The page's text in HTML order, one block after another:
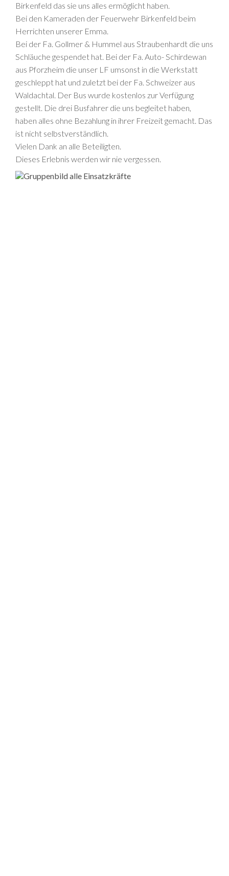
Birkenfeld das sie uns alles ermöglicht haben.
Bei den Kameraden der Feuerwehr Birkenfeld beim
Herrichten unserer Emma.
Bei der Fa. Gollmer & Hummel aus Straubenhardt die uns
Schläuche gespendet hat. Bei der Fa. Auto- Schirdewan
aus Pforzheim die unser LF umsonst in die Werkstatt
geschleppt hat und zuletzt bei der Fa. Schweizer aus
Waldachtal. Der Bus wurde kostenlos zur Verfügung
gestellt. Die drei Busfahrer die uns begleitet haben,
haben alles ohne Bezahlung in ihrer Freizeit gemacht. Das
ist nicht selbstverständlich.
Vielen Dank an alle Beteiligten.
Dieses Erlebnis werden wir nie vergessen.